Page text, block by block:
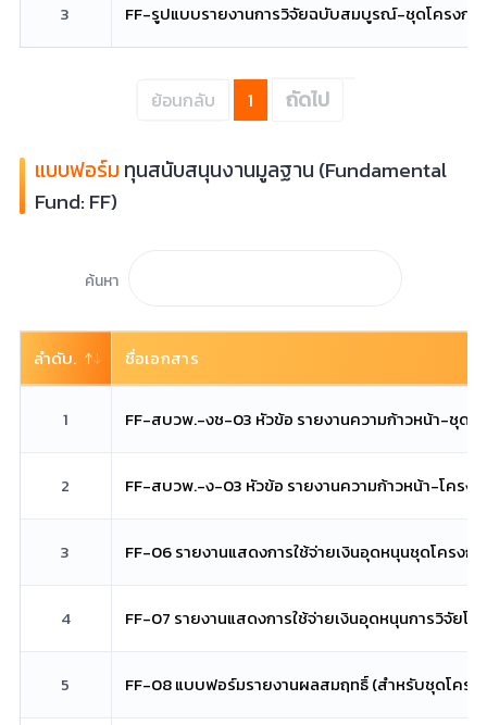
3 FF-รูปแบบรายงานการวิจัยฉบับสมบูรณ์-ชุดโครงกา
ย้อนกลับ 1 ถัดไป
แบบฟอร์ม ทุนสนับสนุนงานมูลฐาน (Fundamental
Fund: FF)
ค้นหา
ลำดับ. ชื่อเอกสาร
1 FF-สบวพ.-งช-03 หัวข้อ รายงานความก้าวหน้า-ชุดโ
2 FF-สบวพ.-ง-03 หัวข้อ รายงานความก้าวหน้า-โครง
3 FF-06 รายงานแสดงการใช้จ่ายเงินอุดหนุนชุดโครงก
4 FF-07 รายงานแสดงการใช้จ่ายเงินอุดหนุนการวิจัยโ
5 FF-08 แบบฟอร์มรายงานผลสมฤทธิ์ (สำหรับชุดโครง